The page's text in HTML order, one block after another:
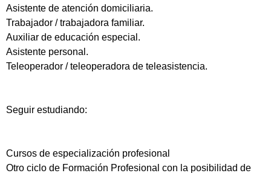
Asistente de atención domiciliaria.
Trabajador / trabajadora familiar.
Auxiliar de educación especial.
Asistente personal.
Teleoperador / teleoperadora de teleasistencia.
Seguir estudiando:
Cursos de especialización profesional
Otro ciclo de Formación Profesional con la posibilidad de